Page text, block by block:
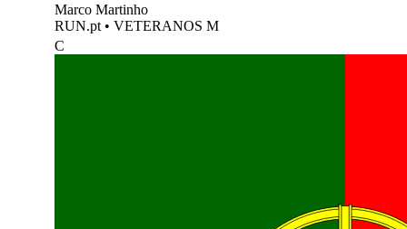
Marco Martinho
RUN.pt • VETERANOS M
C